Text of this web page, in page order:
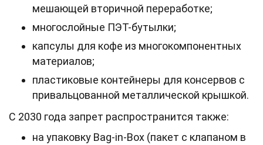
мешающей вторичной переработке;
многослойные ПЭТ-бутылки;
капсулы для кофе из многокомпонентных
материалов;
пластиковые контейнеры для консервов с
привальцованной металлической крышкой.
С 2030 года запрет распространится также:
на упаковку Bag-in-Box (пакет с клапаном в